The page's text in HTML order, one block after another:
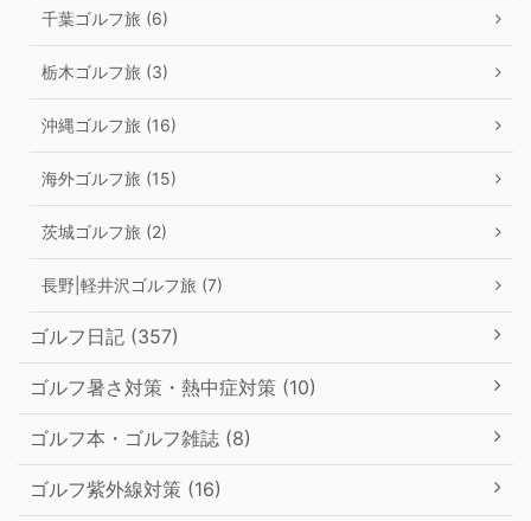
千葉ゴルフ旅 (6)
栃木ゴルフ旅 (3)
沖縄ゴルフ旅 (16)
海外ゴルフ旅 (15)
茨城ゴルフ旅 (2)
長野|軽井沢ゴルフ旅 (7)
ゴルフ日記 (357)
ゴルフ暑さ対策・熱中症対策 (10)
ゴルフ本・ゴルフ雑誌 (8)
ゴルフ紫外線対策 (16)